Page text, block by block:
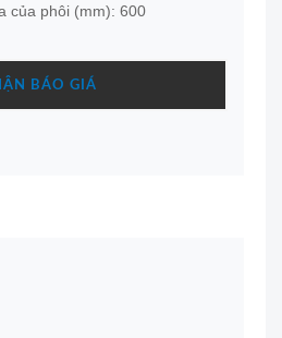
của phôi (mm): 600
BÁO GIÁ